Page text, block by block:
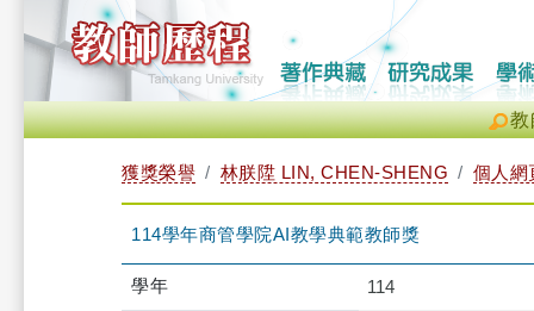
教
獲獎榮譽 林朕陞 LIN, CHEN-SHENG 個人網
114學年商管學院AI教學典範教師獎
學年 114